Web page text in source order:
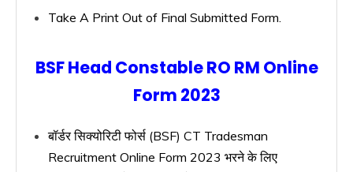
Take A Print Out of Final Submitted Form.
BSF Head Constable RO RM Online
Form 2023
बॉर्डर सिक्योरिटी फोर्स (BSF) CT Tradesman
Recruitment Online Form 2023 भरने के लिए